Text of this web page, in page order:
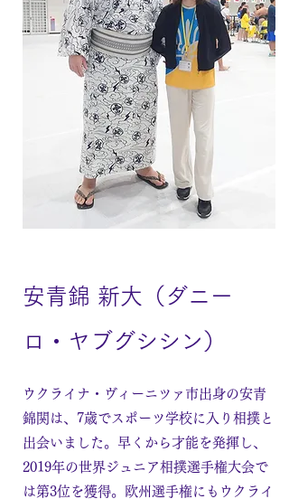
安青錦 新大（ダニー
ロ・ヤブグシシン）
ウクライナ・ヴィーニツァ市出身の安青
錦関は、7歳でスポーツ学校に入り相撲と
出会いました。早くから才能を発揮し、
2019年の世界ジュニア相撲選手権大会で
は第3位を獲得。欧州選手権にもウクライ